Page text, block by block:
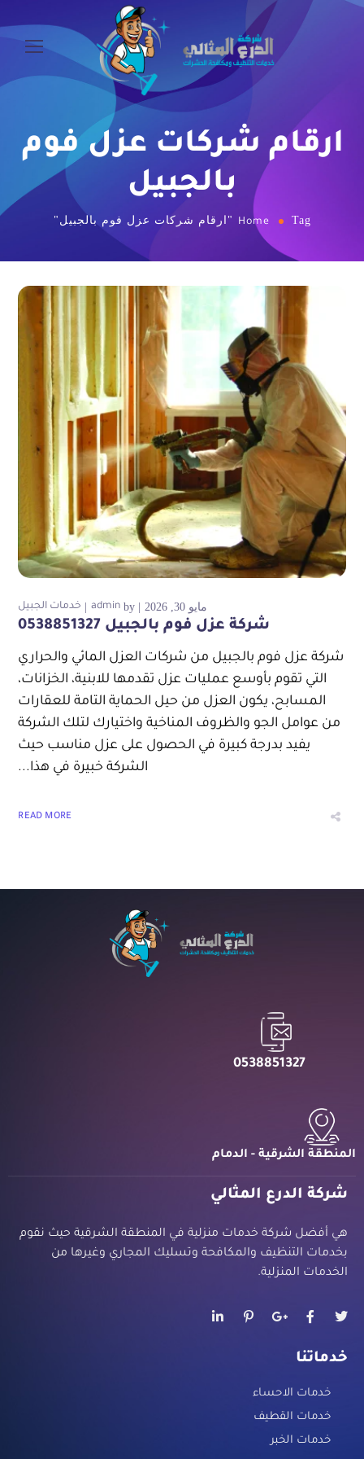
ارقام شركات عزل فوم
بالجبيل
Home Tag "ارقام شركات عزل فوم بالجبيل"
مايو 30, 2026 by
admin خدمات الجبيل
شركة عزل فوم بالجبيل 0538851327
شركة عزل فوم بالجبيل من شركات العزل المائي والحراري
التي تقوم بأوسع عمليات عزل تقدمها للابنية، الخزانات،
المسابح، يكون العزل من حيل الحماية التامة للعقارات
من عوامل الجو والظروف المناخية واختيارك لتلك الشركة
يفيد بدرجة كبيرة في الحصول على عزل مناسب حيث
الشركة خبيرة في هذا...
READ MORE
0538851327
المنطقة الشرقية - الدمام
شركة الدرع المثالي
هي أفضل شركة خدمات منزلية في المنطقة الشرقية حيث نقوم
بخدمات التنظيف والمكافحة وتسليك المجاري وغيرها من
الخدمات المنزلية.
خدماتنا
خدمات الاحساء
خدمات القطيف
خدمات الخبر